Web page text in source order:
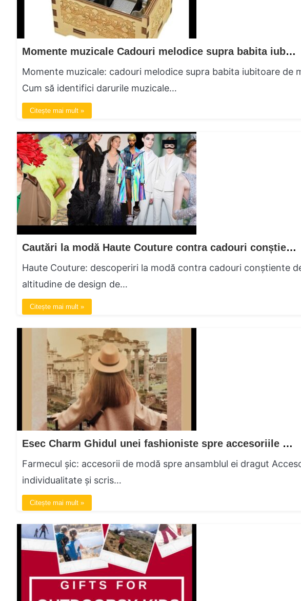
Momente muzicale Cadouri melodice supra babita iubitoare de muzică
Momente muzicale: cadouri melodice supra babita iubitoare de
Cum să identifici darurile muzicale…
Citește mai mult »
Cautări la modă Haute Couture contra cadouri conștiente de scris
Haute Couture: descoperiri la modă contra cadouri conștiente
altitudine de design de…
Citește mai mult »
Esec Charm Ghidul unei fashioniste spre accesoriile perfecte
Farmecul șic: accesorii de modă spre ansamblul ei dragut
individualitate și scris…
Citește mai mult »